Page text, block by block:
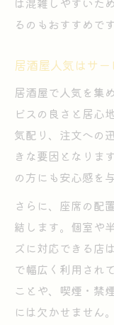
るのもおすすめです
居酒屋人気はサ
居酒屋で人気を集
ビスの良さと居心
気配り、注文への
きな要因となりま
の方にも安心感を
さらに、座席の配
結します。個室や
ズに対応できる店
で幅広く利用され
ことや、喫煙・禁
には欠かせません。